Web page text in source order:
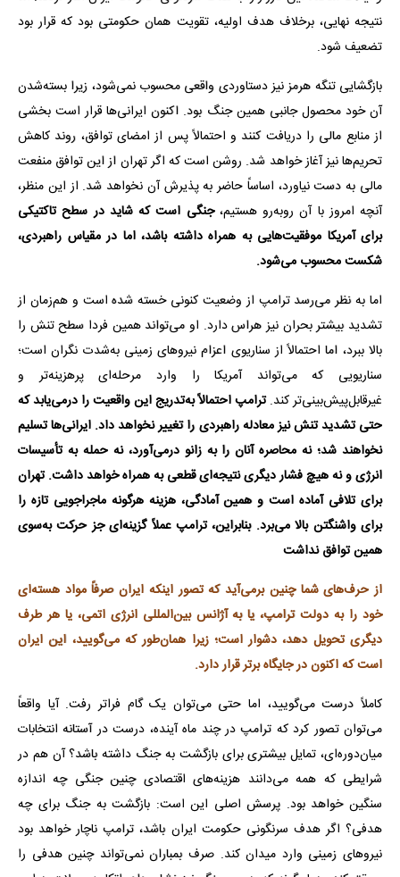
نتیجه نهایی، برخلاف هدف اولیه، تقویت همان حکومتی بود که قرار بود
تضعیف شود.
بازگشایی تنگه هرمز نیز دستاوردی واقعی محسوب نمی‌شود، زیرا بسته‌شدن
آن خود محصول جانبی همین جنگ بود. اکنون ایرانی‌ها قرار است بخشی
از منابع مالی را دریافت کنند و احتمالاً پس از امضای توافق، روند کاهش
تحریم‌ها نیز آغاز خواهد شد. روشن است که اگر تهران از این توافق منفعت
مالی به دست نیاورد، اساساً حاضر به پذیرش آن نخواهد شد. از این منظر،
آنچه امروز با آن روبه‌رو هستیم، جنگی است که شاید در سطح تاکتیکی
برای آمریکا موفقیت‌هایی به همراه داشته باشد، اما در مقیاس راهبردی،
شکست محسوب می‌شود.
اما به نظر می‌رسد ترامپ از وضعیت کنونی خسته شده است و هم‌زمان از
تشدید بیشتر بحران نیز هراس دارد. او می‌تواند همین فردا سطح تنش را
بالا ببرد، اما احتمالاً از سناریوی اعزام نیروهای زمینی به‌شدت نگران است؛
سناریویی که می‌تواند آمریکا را وارد مرحله‌ای پرهزینه‌تر و
غیرقابل‌پیش‌بینی‌تر کند.ترامپ احتمالاً به‌تدریج این واقعیت را درمی‌یابد که
حتی تشدید تنش نیز معادله راهبردی را تغییر نخواهد داد. ایرانی‌ها تسلیم
نخواهند شد؛ نه محاصره آنان را به زانو درمی‌آورد، نه حمله به تأسیسات
انرژی و نه هیچ فشار دیگری نتیجه‌ای قطعی به همراه خواهد داشت. تهران
برای تلافی آماده است و همین آمادگی، هزینه هرگونه ماجراجویی تازه را
برای واشنگتن بالا می‌برد. بنابراین، ترامپ عملاً گزینه‌ای جز حرکت به‌سوی
همین توافق نداشت
از حرف‌های شما چنین برمی‌آید که تصور اینکه ایران صرفاً مواد هسته‌ای
خود را به دولت ترامپ، یا به آژانس بین‌المللی انرژی اتمی، یا هر طرف
دیگری تحویل دهد، دشوار است؛ زیرا همان‌طور که می‌گویید، این ایران
است که اکنون در جایگاه برتر قرار دارد.
کاملاً درست می‌گویید، اما حتی می‌توان یک گام فراتر رفت. آیا واقعاً
می‌توان تصور کرد که ترامپ در چند ماه آینده، درست در آستانه انتخابات
میان‌دوره‌ای، تمایل بیشتری برای بازگشت به جنگ داشته باشد؟ آن هم در
شرایطی که همه می‌دانند هزینه‌های اقتصادی چنین جنگی چه اندازه
سنگین خواهد بود. پرسش اصلی این است: بازگشت به جنگ برای چه
هدفی؟ اگر هدف سرنگونی حکومت ایران باشد، ترامپ ناچار خواهد بود
نیروهای زمینی وارد میدان کند. صرف بمباران نمی‌تواند چنین هدفی را